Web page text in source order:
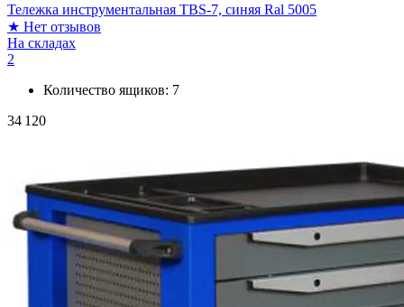
Тележка инструментальная TBS-7, синяя Ral 5005
★ Нет отзывов
На складах
2
Количество ящиков: 7
34 120